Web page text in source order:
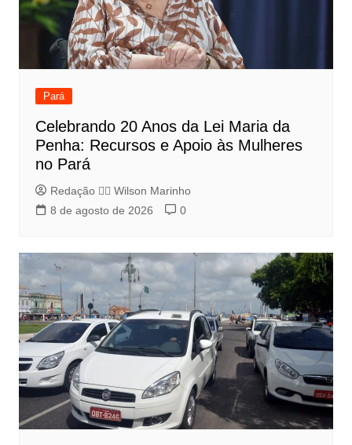
Pará
Celebrando 20 Anos da Lei Maria da
Penha: Recursos e Apoio às Mulheres
no Pará
Redação 👨‍⚖️​ Wilson Marinho
8 de agosto de 2026
0